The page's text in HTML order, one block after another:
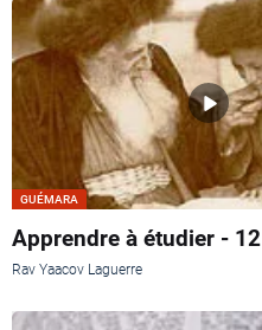
GUÉMARA
Apprendre à étudier - 12
Rav Yaacov Laguerre